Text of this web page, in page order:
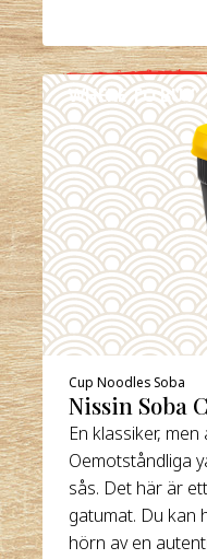
WHERE TO BUY
Cup Noodles Soba
Nissin Soba
En klassiker,
Oemotståndliga
sås. Det här är
gatumat. Du kan
hörn av en